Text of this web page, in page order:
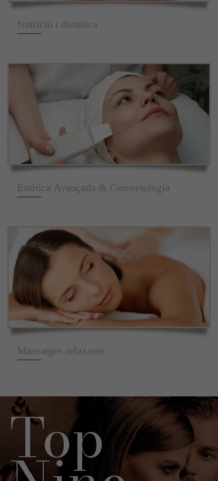
Nutrició i dietètica
Estètica Avançada & Comsetologia
Massatges relaxants
Top